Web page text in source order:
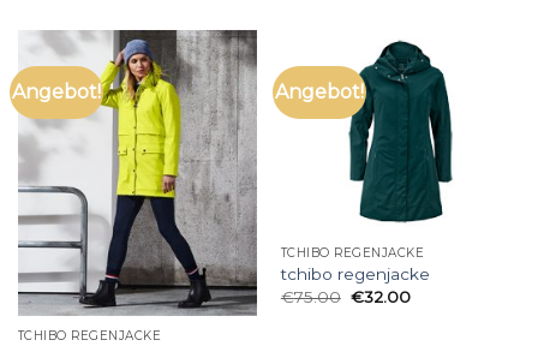
Angebot!
TCHIBO REGENJACKE
Angebot!
TCHIBO REGENJACKE
tchibo regenjacke
€75.00 €32.00